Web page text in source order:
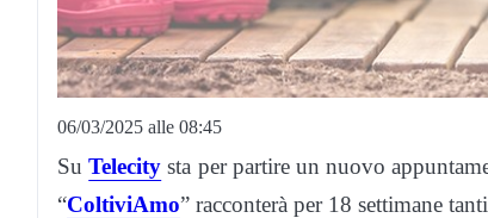
06/03/2025 alle 08:45
SuTelecity sta per partire un nuovo
“ColtiviAmo” racconterà per 18 settimane